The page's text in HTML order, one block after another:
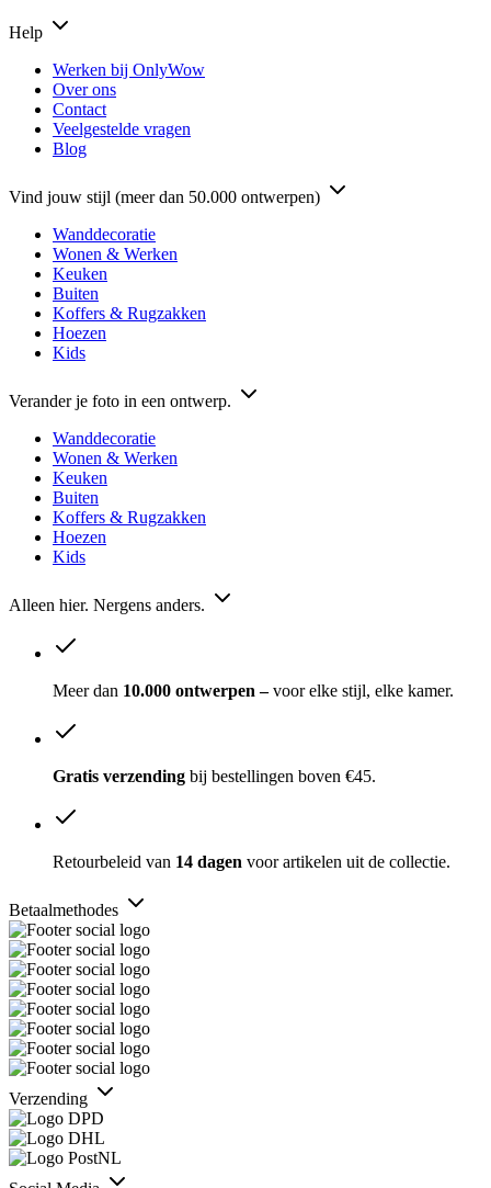
Help
Werken bij OnlyWow
Over ons
Contact
Veelgestelde vragen
Blog
Vind jouw stijl (meer dan 50.000 ontwerpen)
Wanddecoratie
Wonen & Werken
Keuken
Buiten
Koffers & Rugzakken
Hoezen
Kids
Verander je foto in een ontwerp.
Wanddecoratie
Wonen & Werken
Keuken
Buiten
Koffers & Rugzakken
Hoezen
Kids
Alleen hier. Nergens anders.
Meer dan 10.000 ontwerpen –voor elke stijl, elke kamer.
Gratis verzending bij bestellingen boven €45.
Retourbeleid van 14 dagen voor artikelen uit de collectie.
Betaalmethodes
Verzending